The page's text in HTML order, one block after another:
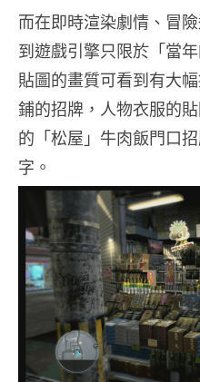
而在即時渲染劇情、冒
到遊戲引擎只限於「當
貼圖的畫質可看到有大
鋪的招牌，人物衣服的
的「松屋」牛肉飯門口
字。